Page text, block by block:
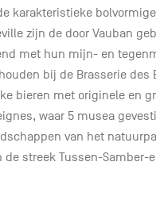
karakteristieke
zijn de door Vauban
met hun mijn- en
bij de Brasserie des
bieren met originele en
waar 5 musea
van het
de streek Tussen-